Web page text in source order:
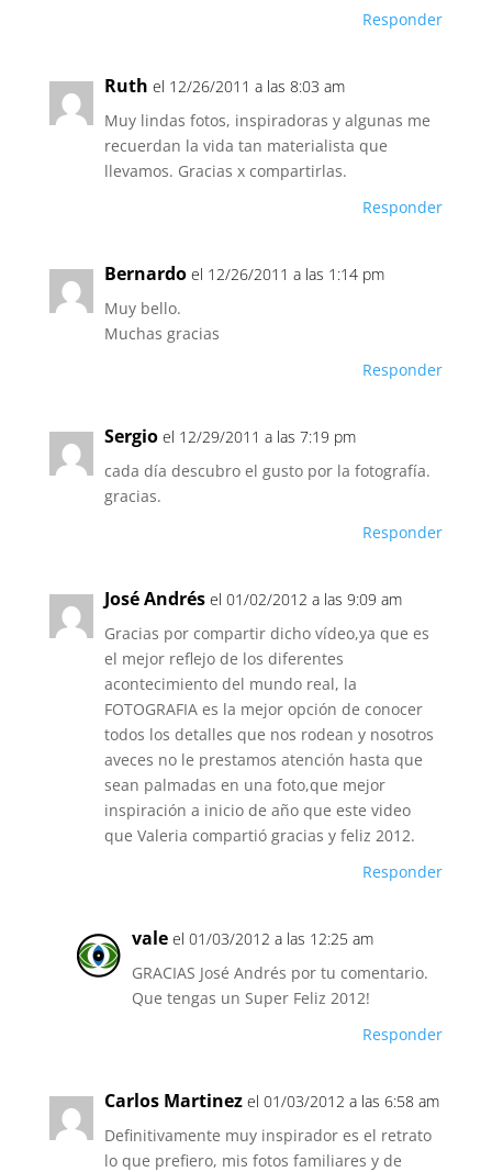
Responder
Ruth el 12/26/2011 a las 8:03 am
Muy lindas fotos, inspiradoras y algunas me
recuerdan la vida tan materialista que
llevamos. Gracias x compartirlas.
Responder
Bernardo el 12/26/2011 a las 1:14 pm
Muy bello.
Muchas gracias
Responder
Sergio el 12/29/2011 a las 7:19 pm
cada día descubro el gusto por la fotografía.
gracias.
Responder
José Andrés el 01/02/2012 a las 9:09 am
Gracias por compartir dicho vídeo,ya que es
el mejor reflejo de los diferentes
acontecimiento del mundo real, la
FOTOGRAFIA es la mejor opción de conocer
todos los detalles que nos rodean y nosotros
aveces no le prestamos atención hasta que
sean palmadas en una foto,que mejor
inspiración a inicio de año que este video
que Valeria compartió gracias y feliz 2012.
Responder
vale el 01/03/2012 a las 12:25 am
GRACIAS José Andrés por tu comentario.
Que tengas un Super Feliz 2012!
Responder
Carlos Martinez el 01/03/2012 a las 6:58 am
Definitivamente muy inspirador es el retrato
lo que prefiero, mis fotos familiares y de